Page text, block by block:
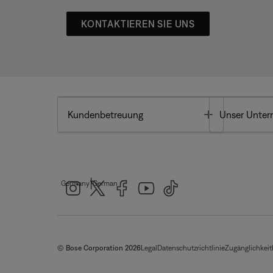
KONTAKTIEREN SIE UNS
Kundenbetreuung Toggle
Unser
Germany|German
© Bose Corporation 2026Legal DatenschutzrichtlinieZugänglichkeit